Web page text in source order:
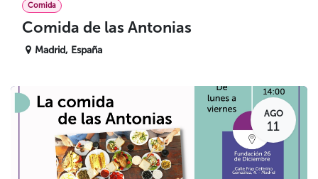
Comida
Comida de las Antonias
Madrid, España
AGO
11